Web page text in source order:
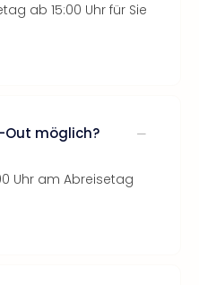
ab 15:00 Uhr für Sie
Out möglich?
Uhr am Abreisetag